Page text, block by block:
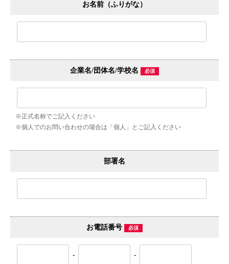
お名前（ふりがな）
企業名/団体名/学校名 必須
※正式名称でご記入ください
※個人でのお問い合わせの場合は「個人」とご記入ください
部署名
お電話番号 必須
- -